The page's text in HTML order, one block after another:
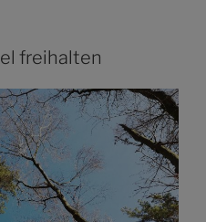
freihalten